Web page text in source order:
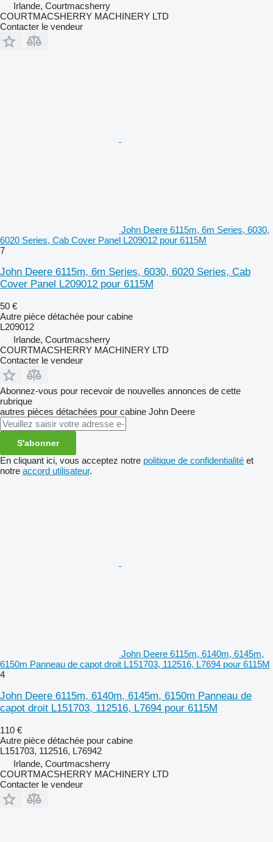
Irlande, Courtmacsherry
COURTMACSHERRY MACHINERY LTD
Contacter le vendeur
John Deere 6115m, 6m Series, 6030,
6020 Series, Cab Cover Panel L209012 pour 6115M
7
John Deere 6115m, 6m Series, 6030, 6020 Series, Cab
Cover Panel L209012 pour 6115M
50 €
Autre pièce détachée pour cabine
L209012
Irlande, Courtmacsherry
COURTMACSHERRY MACHINERY LTD
Contacter le vendeur
Abonnez-vous pour recevoir de nouvelles annonces de cette
rubrique
autres pièces détachées pour cabine John Deere
S'abonner
En cliquant ici, vous acceptez notre politique de confidentialité et
notre accord utilisateur.
John Deere 6115m, 6140m, 6145m,
6150m Panneau de capot droit L151703, 112516, L7694 pour 6115M
4
John Deere 6115m, 6140m, 6145m, 6150m Panneau de
capot droit L151703, 112516, L7694 pour 6115M
110 €
Autre pièce détachée pour cabine
L151703, 112516, L76942
Irlande, Courtmacsherry
COURTMACSHERRY MACHINERY LTD
Contacter le vendeur